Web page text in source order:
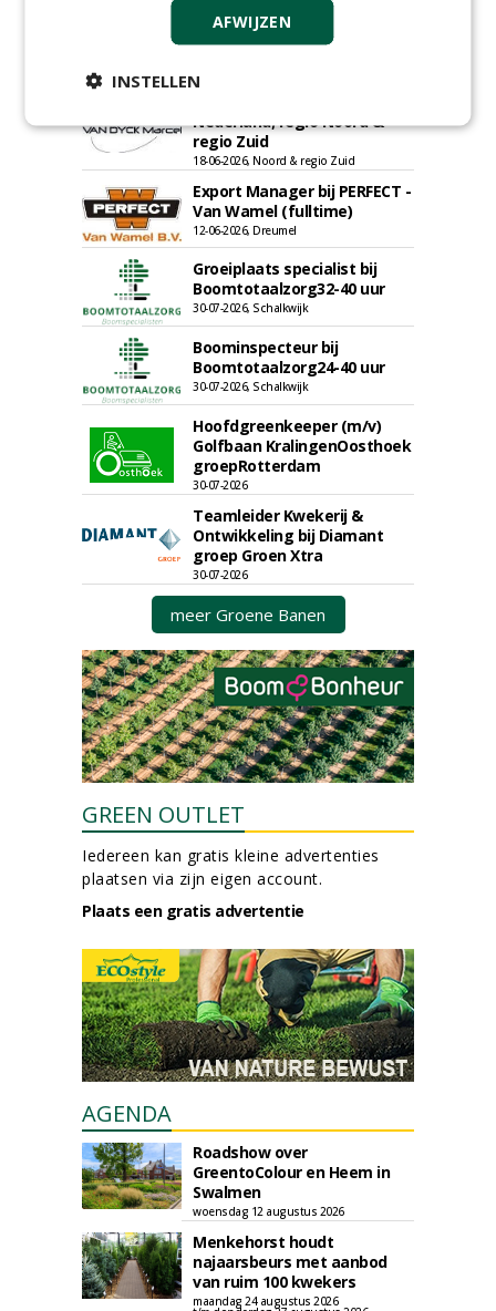
Meewerkend Voorman
Sportvelden bij
Werkorganisatie BUCH
Nederland; regio Noord &
regio Zuid
18-06-2026, Noord & regio Zuid
Export Manager bij PERFECT -
Van Wamel (fulltime)
12-06-2026, Dreumel
Groeiplaats specialist bij
Boomtotaalzorg32-40 uur
30-07-2026, Schalkwijk
Boominspecteur bij
Boomtotaalzorg24-40 uur
30-07-2026, Schalkwijk
Hoofdgreenkeeper (m/v)
Golfbaan KralingenOosthoek
groepRotterdam
30-07-2026
Teamleider Kwekerij &
Ontwikkeling bij Diamant
groep Groen Xtra
30-07-2026
meer Groene Banen
GREEN OUTLET
Iedereen kan gratis kleine advertenties
plaatsen via zijn eigen account.
Plaats een gratis advertentie
AGENDA
Roadshow over
GreentoColour en Heem in
Swalmen
woensdag 12 augustus 2026
Menkehorst houdt
najaarsbeurs met aanbod
van ruim 100 kwekers
maandag 24 augustus 2026
AFWIJZEN
INSTELLEN